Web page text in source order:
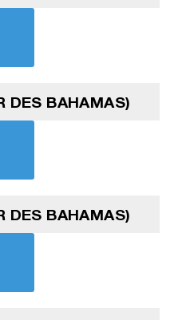
DES BAHAMAS)
DES BAHAMAS)